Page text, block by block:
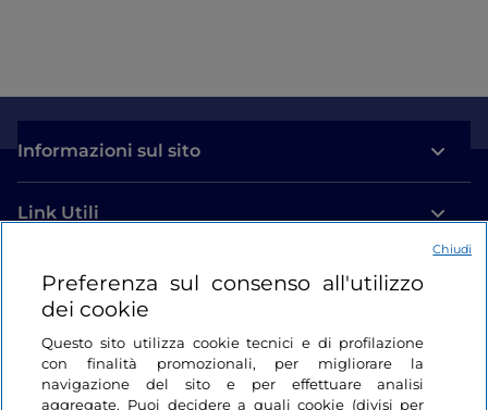
Informazioni sul sito
Link Utili
Login
Restiamo in contatto
Preferenza sul consenso all'utilizzo
dei cookie
Questo sito utilizza cookie tecnici e di profilazione
con finalità promozionali, per migliorare la
navigazione del sito e per effettuare analisi
aggregate. Puoi decidere a quali cookie (divisi per
Chiudi